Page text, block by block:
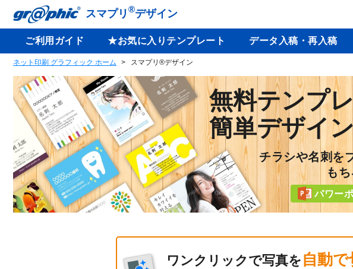
スマプリ ®デザイン
ご利用ガイド ★お気に入りテンプレート データ入稿・再入稿
ネット印刷 グラフィック ホーム スマプリ®デザイン
無料テンプ
簡単デザイ
チラシや名刺を
も
パワー
ワンクリックで写真を 自動で